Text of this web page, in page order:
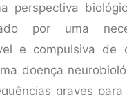
perspectiva
por uma
e compulsiva de
doença
graves